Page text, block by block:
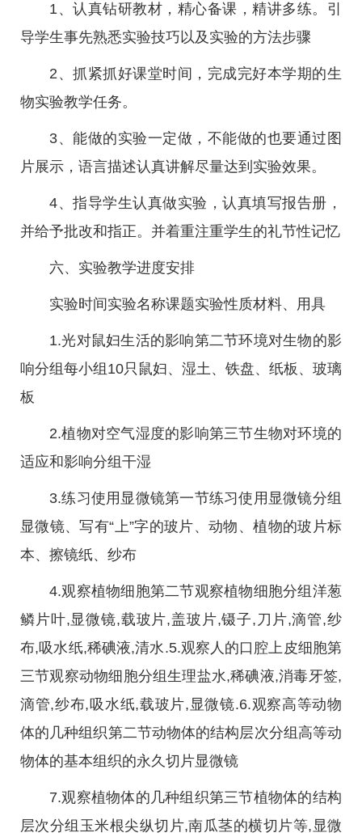
1、认真钻研教材，精心备课，精讲多练。引
导学生事先熟悉实验技巧以及实验的方法步骤
2、抓紧抓好课堂时间，完成完好本学期的生
物实验教学任务。
3、能做的实验一定做，不能做的也要通过图
片展示，语言描述认真讲解尽量达到实验效果。
4、指导学生认真做实验，认真填写报告册，
并给予批改和指正。并着重注重学生的礼节性记忆
六、实验教学进度安排
实验时间实验名称课题实验性质材料、用具
1.光对鼠妇生活的影响第二节环境对生物的影
响分组每小组10只鼠妇、湿土、铁盘、纸板、玻璃
板
2.植物对空气湿度的影响第三节生物对环境的
适应和影响分组干湿
3.练习使用显微镜第一节练习使用显微镜分组
显微镜、写有“上”字的玻片、动物、植物的玻片标
本、擦镜纸、纱布
4.观察植物细胞第二节观察植物细胞分组洋葱
鳞片叶,显微镜,载玻片,盖玻片,镊子,刀片,滴管,纱
布,吸水纸,稀碘液,清水.5.观察人的口腔上皮细胞第
三节观察动物细胞分组生理盐水,稀碘液,消毒牙签,
滴管,纱布,吸水纸,载玻片,显微镜.6.观察高等动物
体的几种组织第二节动物体的结构层次分组高等动
物体的基本组织的永久切片显微镜
7.观察植物体的几种组织第三节植物体的结构
层次分组玉米根尖纵切片,南瓜茎的横切片等,显微